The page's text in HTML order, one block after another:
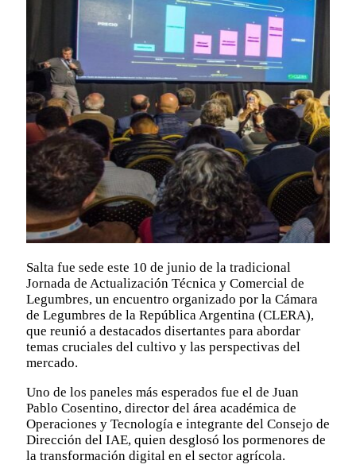
Salta fue sede este 10 de junio de la tradicional
Jornada de Actualización Técnica y Comercial de
Legumbres, un encuentro organizado por la Cámara
de Legumbres de la República Argentina (CLERA),
que reunió a destacados disertantes para abordar
temas cruciales del cultivo y las perspectivas del
mercado.
Uno de los paneles más esperados fue el de Juan
Pablo Cosentino, director del área académica de
Operaciones y Tecnología e integrante del Consejo de
Dirección del IAE, quien desglosó los pormenores de
la transformación digital en el sector agrícola.